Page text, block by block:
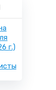
г.)